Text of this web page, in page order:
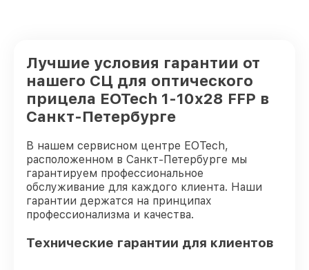
Лучшие условия гарантии от
нашего СЦ для оптического
прицела EOTech 1-10x28 FFP в
Санкт-Петербурге
В нашем сервисном центре EOTech,
расположенном в Санкт-Петербурге мы
гарантируем профессиональное
обслуживание для каждого клиента. Наши
гарантии держатся на принципах
профессионализма и качества.
Технические гарантии для клиентов